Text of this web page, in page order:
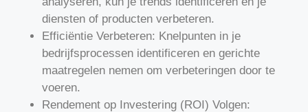
diensten of producten verbeteren.
Efficiëntie Verbeteren: Knelpunten in je
bedrijfsprocessen identificeren en gerichte
maatregelen nemen om verbeteringen door te
voeren.
Rendement op Investering (ROI) Volgen: